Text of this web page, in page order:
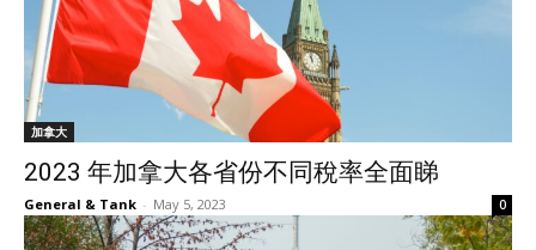
加拿大
2023 年加拿大各省份不同稅率全面睇
General & Tank - May 5, 2023 0